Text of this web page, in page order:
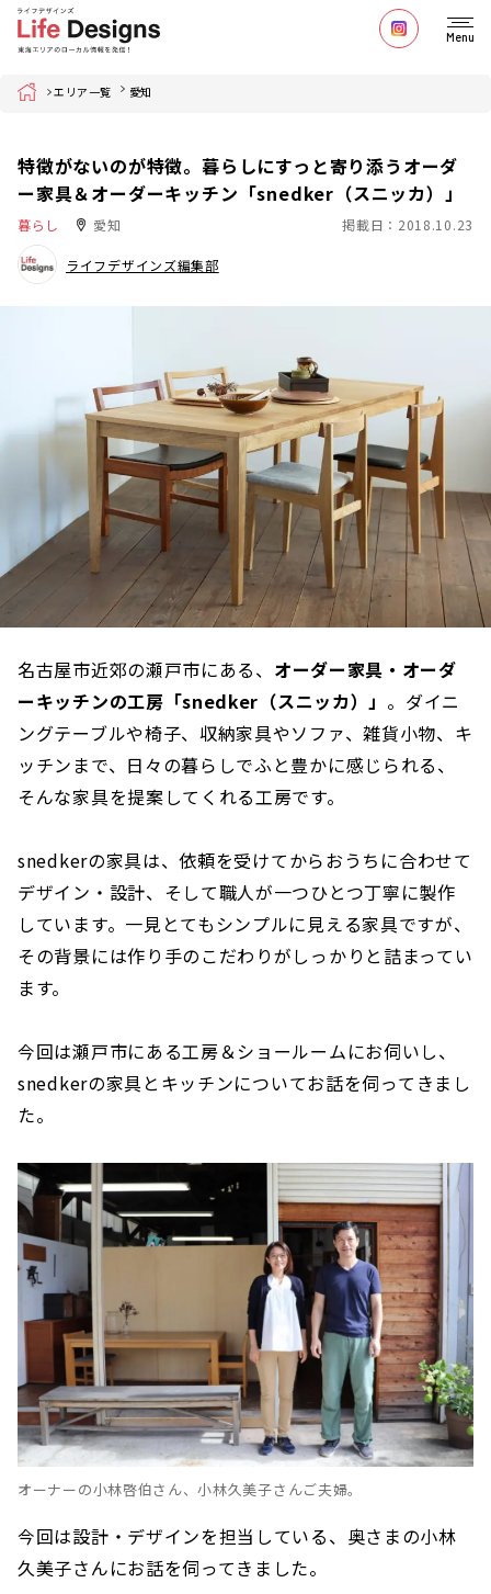
Menu
Home エリア一覧 愛知
特徴がないのが特徴。暮らしにすっと寄り添うオーダ
ー家具＆オーダーキッチン「snedker（スニッカ）」
暮らし 愛知 掲載日：2018.10.23
ライフデザインズ編集部
名古屋市近郊の瀬戸市にある、 オーダー家具・オーダ
ーキッチンの工房「snedker（スニッカ）」 。ダイニ
ングテーブルや椅子、収納家具やソファ、雑貨小物、キ
ッチンまで、日々の暮らしでふと豊かに感じられる、
そんな家具を提案してくれる工房です。
snedkerの家具は、依頼を受けてからおうちに合わせて
デザイン・設計、そして職人が一つひとつ丁寧に製作
しています。一見とてもシンプルに見える家具ですが、
その背景には作り手のこだわりがしっかりと詰まってい
ます。
今回は瀬戸市にある工房＆ショールームにお伺いし、
snedkerの家具とキッチンについてお話を伺ってきまし
た。
オーナーの小林啓伯さん、小林久美子さんご夫婦。
今回は設計・デザインを担当している、奥さまの小林
久美子さんにお話を伺ってきました。